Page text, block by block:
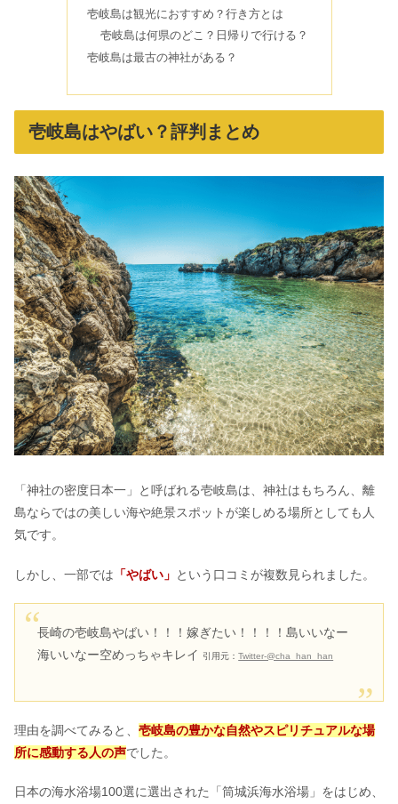
税関で20万円以上の買い物はバレな
い？バッグの引っかかる確率とは
がいい？入れる確率&場所
料金が安い理由・事情とは
ランプの宿は最悪？地震による被害&
青の洞窟の口コミも紹介
お遍路でやってはいけないこと！女性
は危険・取り憑かれる？
戸隠神社で人生が変わる？すごい？不
寒川神社は怖い？お守り＆御朱印＆お
みくじ｜ゲッターズ飯田おすすめ？
飛行機で3歳がばれた？料金&一人で座
本当？がっかりしない遊び方は?
壱岐島は観光におすすめ？行き方とは
壱岐島は何県のどこ？日帰りで行ける？
壱岐島は最古の神社がある？
壱岐島はやばい？評判まとめ
「神社の密度日本一」と呼ばれる壱岐島は、神社はもちろん、離
島ならではの美しい海や絶景スポットが楽しめる場所としても人
気です。
しかし、一部では 「やばい」 という口コミが複数見られました。
長崎の壱岐島やばい！！！嫁ぎたい！！！！島いいなー
海いいなー空めっちゃキレイ
引用元：Twitter-@cha_han_han
理由を調べてみると、 壱岐島の豊かな自然やスピリチュアルな場
所に感動する人の声でした。
日本の海水浴場100選に選出された「筒城浜海水浴場」をはじめ、